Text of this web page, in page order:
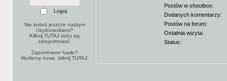
Nie jesteś jeszcze naszym
Użytkownikiem?
Kilknij TUTAJżeby się
zarejestrować.
Zapomniane hasło?
Wyślemy nowe, kliknij TUTAJ.
Postów w shoutbox:
Dodanych komentarzy:
Postów na forum:
Ostatnia wizyta:
Status: